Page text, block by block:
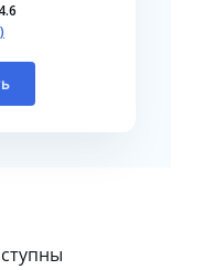
4.6